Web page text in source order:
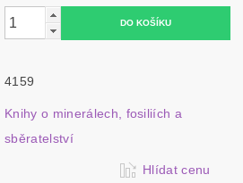
4159
Knihy o minerálech, fosiliích a
sběratelství
Hlídat cenu